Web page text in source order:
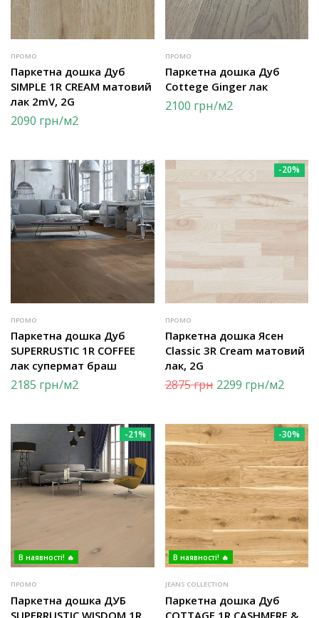
ПРОМО
Паркетна дошка Дуб
SIMPLE 1R CREAM матовий
лак 2mV, 2G
2090 грн/м2
ПРОМО
Паркетна дошка Дуб
Cottege Ginger лак
2100 грн/м2
ПРОМО
Паркетна дошка Дуб
SUPERRUSTIC 1R COFFEE
лак супермат браш
2185 грн/м2
-20%
ПРОМО
Паркетна дошка Ясен
Classic 3R Cream матовий
лак, 2G
2875грн 2299 грн/м2
-21%
В наявності! 🔥
ПРОМО
Паркетна дошка ДУБ
SUPERRUSTIC WISDOM 1R
-30%
В наявності! 🔥
JEANS COLLECTION
Паркетна дошка Дуб
COTTAGE 1R CASHMERE &